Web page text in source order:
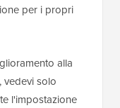
per i propri
alla
vedevi solo
l'impostazione